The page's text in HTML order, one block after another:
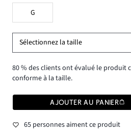
G
Sélectionnez la taille
80 % des clients ont évalué le produit
conforme à la taille.
AJOUTER AU PANIER
65 personnes aiment ce produit